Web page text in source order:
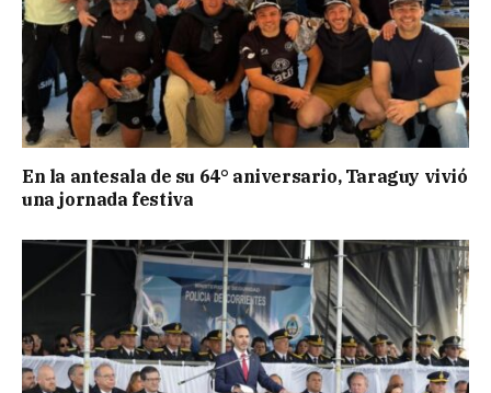
En la antesala de su 64° aniversario, Taraguy vivió
una jornada festiva